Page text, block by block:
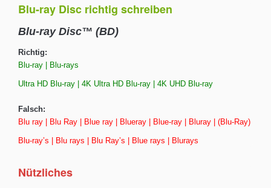
Blu-ray Disc richtig schreiben
Blu-ray Disc™ (BD)
Richtig:
Blu-ray | Blu-rays
Ultra HD Blu-ray | 4K Ultra HD Blu-ray | 4K UHD Blu-ray
Falsch:
Blu ray | Blu Ray | Blue ray | Blueray | Blue-ray | Bluray | (Blu-Ray)
Blu-ray’s | Blu rays | Blu Ray’s | Blue rays | Blurays
Nützliches